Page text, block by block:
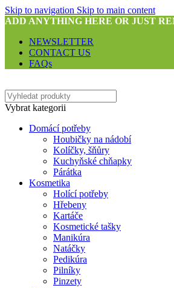
Skip to navigation Skip to main content
ADD ANYTHING HERE OR JUST
NEWSLETTER
CONTACT US
FAQs
Vybrat kategorii
Domácí potřeby
Houbičky na nádobí
Kolíčky, šňůry
Kuchyňské chňapky
Párátka
Kosmetika
Holící potřeby
Hřebeny
Kartáče
Kosmetické tašky
Manikúra
Natáčky
Pedikúra
Pilníky
Pinzety